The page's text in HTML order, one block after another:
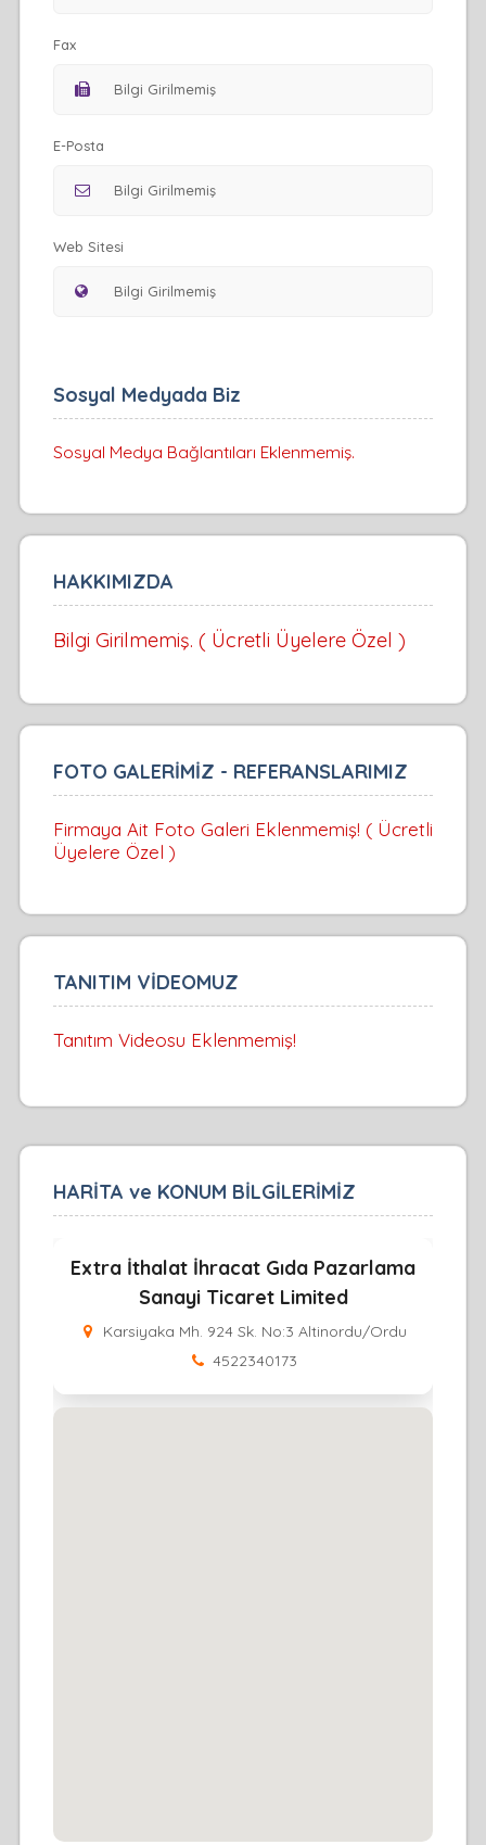
Fax
E-Posta
Web Sitesi
Sosyal Medyada Biz
Sosyal Medya Bağlantıları Eklenmemiş.
HAKKIMIZDA
Bilgi Girilmemiş. ( Ücretli Üyelere Özel )
FOTO GALERİMİZ - REFERANSLARIMIZ
Firmaya Ait Foto Galeri Eklenmemiş! ( Ücretli
Üyelere Özel )
TANITIM VİDEOMUZ
Tanıtım Videosu Eklenmemiş!
HARİTA ve KONUM BİLGİLERİMİZ
Extra İthalat İhracat Gıda Pazarlama
Sanayi Ticaret Limited
Karsiyaka Mh. 924 Sk. No:3 Altinordu/Ordu
4522340173